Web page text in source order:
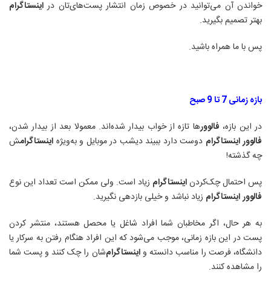
خواندن آن می‌توانید در خصوص زمان انتشار پست‌های‌تان در اینستاگرام
بهتر تصمیم بگیرید.
پس با ما همراه باشید.
بازه زمانی 7 تا 9 صبح
در این بازه، فالوورها تازه از خواب بیدار شده‌اند. معمولا بعد از بیدار شدن،
فالووراینستاگرام دوست دارد ببیند دیشب در موبایل و به‌ویژه اینستاگرامش
چه گذشته!
پس احتمال چک‌کردناینستاگرام زیاد است. ولی ممکن است تعداد این نوع
فالووراینستاگرام زیاد نباشد و خیلی بازدهی نگیرید.
به هر حال، اگر مخاطبان شما افراد شاغل یا محصل هستند، منتشر کردن
پست در این بازه زمانی، موجب می‌شود که این افراد هنگام رفتن به سرکار یا
دانشگاه، فرصت را مناسب دانسته واینستاگرام‌شان را چک کنند و پست شما
را مشاهده کنند.